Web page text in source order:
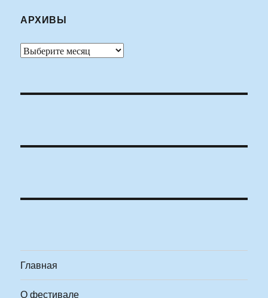
АРХИВЫ
Архивы
Главная
О фестивале